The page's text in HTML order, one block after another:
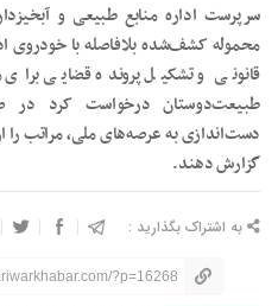
سرپرست اداره منابع طبیعی و
محموله کشف‌شده بلافاصله با خودروی
قانونی و تشکیل پرونده قضایی
طبیعت‌دوستان درخواست کرد در
دست‌اندازی به عرصه‌های ملی، مراتب را
گزارش دهند.
به اشتراک بگذارید :
?p=16268